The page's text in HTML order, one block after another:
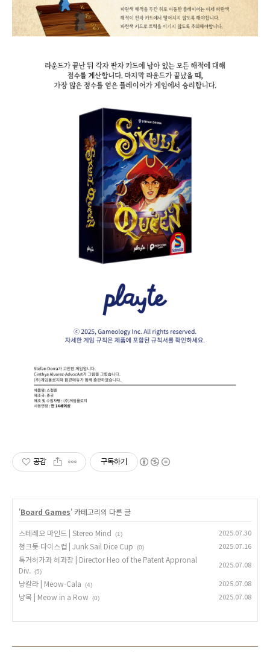
공감 구독하기
'Board Games' 카테고리의 다른 글
스테레오 마인드 | Stereo Mind (1) 2025.07.30
청크돛 다이스컵 | Junk Sail Dice Cup (0) 2025.07.16
특거허가과 허과장 | Director Heo of the Patent Appronal
Div.
(5)
2025.07.08
냥칼라 | Meow-Cala (4) 2025.07.08
냥목 | Meow in a Row (0) 2025.07.08